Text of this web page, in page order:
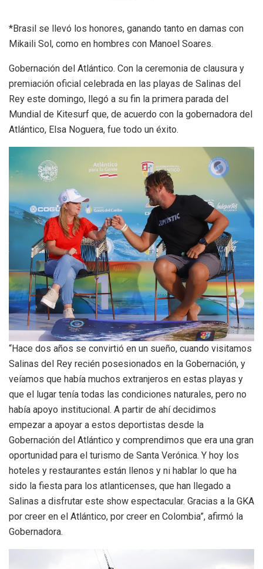
*Brasil se llevó los honores, ganando tanto en damas con
Mikaili Sol, como en hombres con Manoel Soares.
Gobernación del Atlántico. Con la ceremonia de clausura y
premiación oficial celebrada en las playas de Salinas del
Rey este domingo, llegó a su fin la primera parada del
Mundial de Kitesurf que, de acuerdo con la gobernadora del
Atlántico, Elsa Noguera, fue todo un éxito.
“Hace dos años se convirtió en un sueño, cuando visitamos
Salinas del Rey recién posesionados en la Gobernación, y
veíamos que había muchos extranjeros en estas playas y
que el lugar tenía todas las condiciones naturales, pero no
había apoyo institucional. A partir de ahí decidimos
empezar a apoyar a estos deportistas desde la
Gobernación del Atlántico y comprendimos que era una gran
oportunidad para el turismo de Santa Verónica. Y hoy los
hoteles y restaurantes están llenos y ni hablar lo que ha
sido la fiesta para los atlanticenses, que han llegado a
Salinas a disfrutar este show espectacular. Gracias a la GKA
por creer en el Atlántico, por creer en Colombia”, afirmó la
Gobernadora.